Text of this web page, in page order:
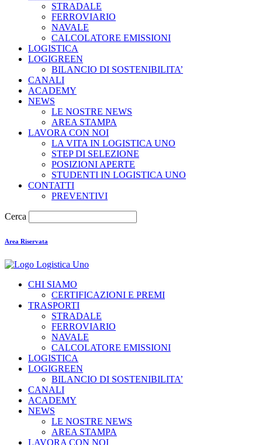
STRADALE
FERROVIARIO
NAVALE
CALCOLATORE EMISSIONI
LOGISTICA
LOGIGREEN
BILANCIO DI SOSTENIBILITA’
CANALI
ACADEMY
NEWS
LE NOSTRE NEWS
AREA STAMPA
LAVORA CON NOI
LA VITA IN LOGISTICA UNO
STEP DI SELEZIONE
POSIZIONI APERTE
STUDENTI IN LOGISTICA UNO
CONTATTI
PREVENTIVI
Cerca
Area Riservata
CHI SIAMO
CERTIFICAZIONI E PREMI
TRASPORTI
STRADALE
FERROVIARIO
NAVALE
CALCOLATORE EMISSIONI
LOGISTICA
LOGIGREEN
BILANCIO DI SOSTENIBILITA’
CANALI
ACADEMY
NEWS
LE NOSTRE NEWS
AREA STAMPA
LAVORA CON NOI